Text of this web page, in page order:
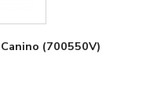
(700550V)